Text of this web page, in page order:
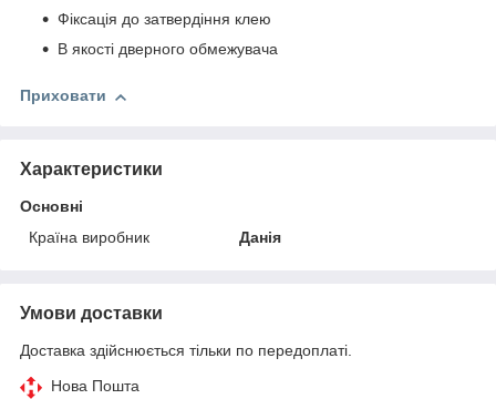
Фіксація до затвердіння клею
В якості дверного обмежувача
Приховати
Характеристики
Основні
Країна виробник
Данія
Умови доставки
Доставка здійснюється тільки по передоплаті.
Нова Пошта